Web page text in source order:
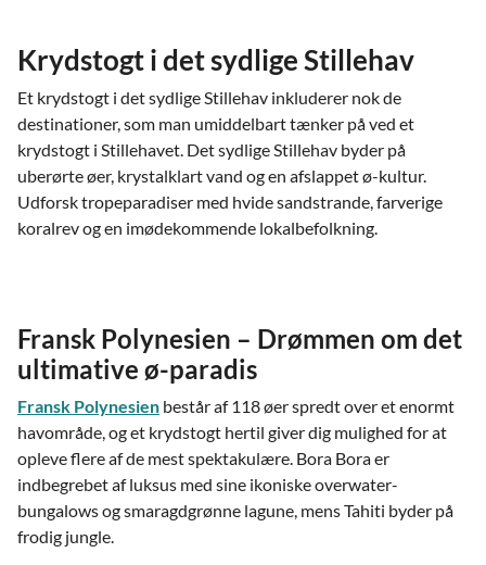
Krydstogt i det sydlige Stillehav
Et krydstogt i det sydlige Stillehav inkluderer nok de
destinationer, som man umiddelbart tænker på ved et
krydstogt i Stillehavet. Det sydlige Stillehav byder på
uberørte øer, krystalklart vand og en afslappet ø-kultur.
Udforsk tropeparadiser med hvide sandstrande, farverige
koralrev og en imødekommende lokalbefolkning.
Fransk Polynesien – Drømmen om det
ultimative ø-paradis
Fransk Polynesien består af 118 øer spredt over et enormt
havområde, og et krydstogt hertil giver dig mulighed for at
opleve flere af de mest spektakulære. Bora Bora er
indbegrebet af luksus med sine ikoniske overwater-
bungalows og smaragdgrønne lagune, mens Tahiti byder på
frodig jungle.